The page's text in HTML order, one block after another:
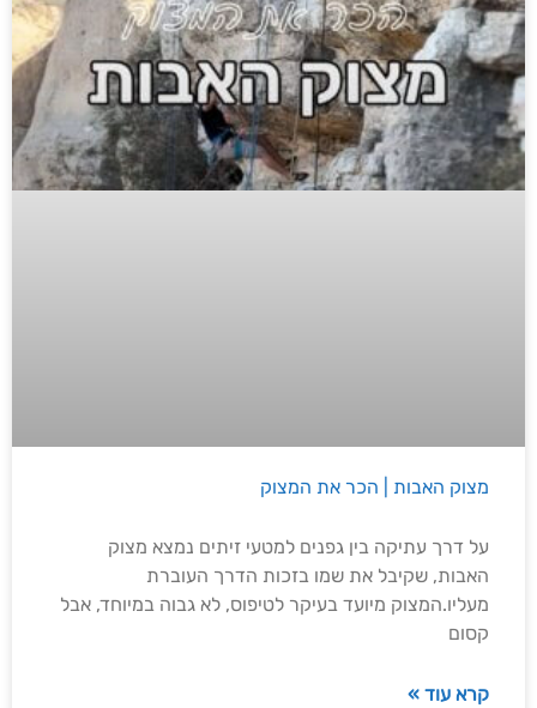
מצוק האבות | הכר את המצוק
על דרך עתיקה בין גפנים למטעי זיתים נמצא מצוק
האבות, שקיבל את שמו בזכות הדרך העוברת
מעליו.המצוק מיועד בעיקר לטיפוס, לא גבוה במיוחד, אבל
קסום
קרא עוד »